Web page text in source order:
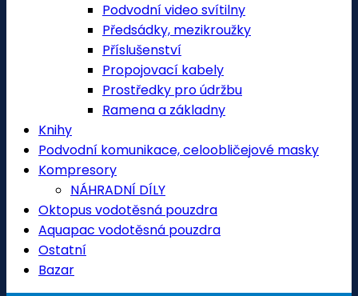
Podvodní video svítilny
Předsádky, mezikroužky
Příslušenství
Propojovací kabely
Prostředky pro údržbu
Ramena a základny
Knihy
Podvodní komunikace, celoobličejové masky
Kompresory
NÁHRADNÍ DÍLY
Oktopus vodotěsná pouzdra
Aquapac vodotěsná pouzdra
Ostatní
Bazar